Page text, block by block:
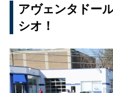
アヴェンタドー
シオ！